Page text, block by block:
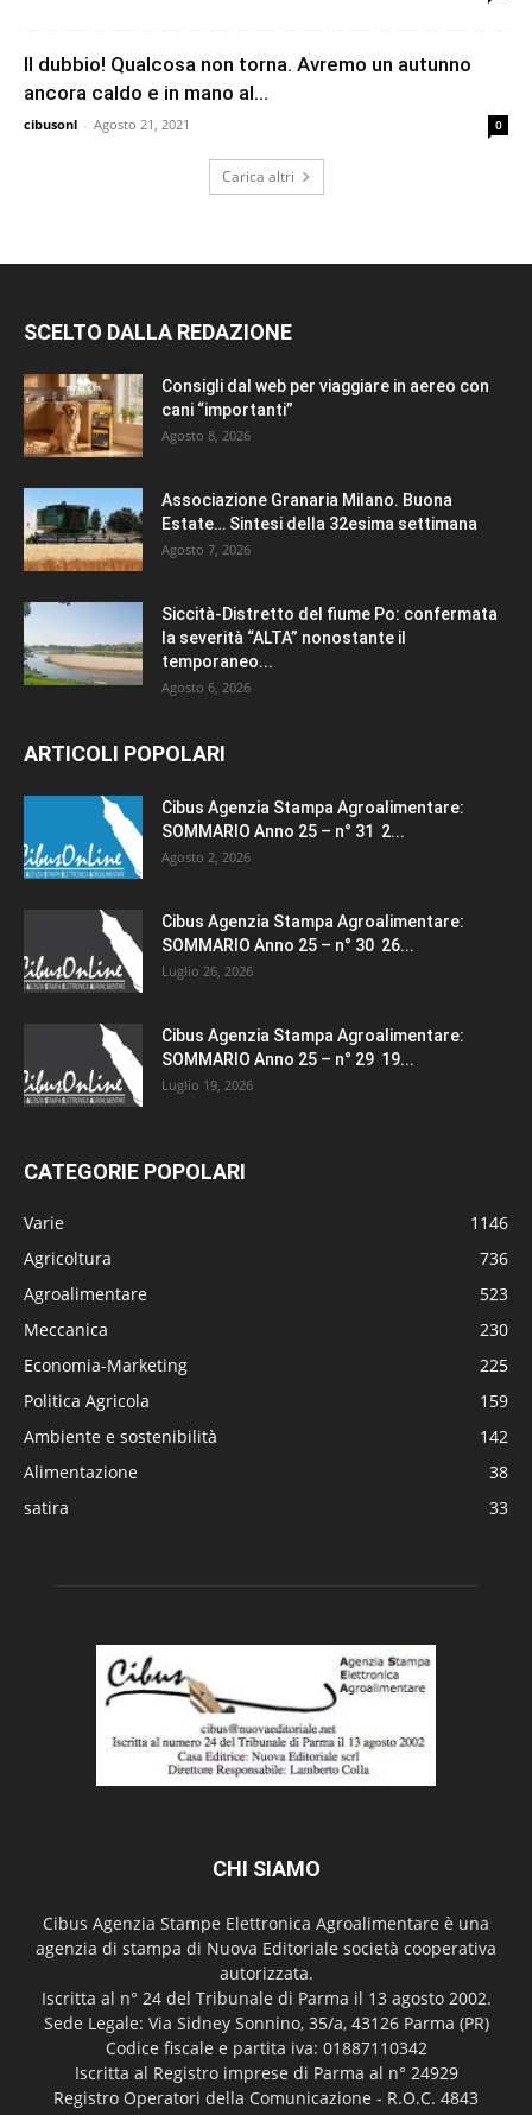
Il dubbio! Qualcosa non torna. Avremo un autunno
ancora caldo e in mano al...
cibusonl - Agosto 21, 2021 0
Carica altri
SCELTO DALLA REDAZIONE
Consigli dal web per viaggiare in aereo con
cani “importanti”
Agosto 8, 2026
Associazione Granaria Milano. Buona
Estate… Sintesi della 32esima settimana
Agosto 7, 2026
Siccità-Distretto del fiume Po: confermata
la severità “ALTA” nonostante il
temporaneo...
Agosto 6, 2026
ARTICOLI POPOLARI
Cibus Agenzia Stampa Agroalimentare:
SOMMARIO Anno 25 – n° 31 2...
Agosto 2, 2026
Cibus Agenzia Stampa Agroalimentare:
SOMMARIO Anno 25 – n° 30 26...
Luglio 26, 2026
Cibus Agenzia Stampa Agroalimentare:
SOMMARIO Anno 25 – n° 29 19...
Luglio 19, 2026
CATEGORIE POPOLARI
Varie
1146
Agricoltura
736
Agroalimentare
523
Meccanica
230
Economia-Marketing
225
Politica Agricola
159
Ambiente e sostenibilità
142
Alimentazione
38
satira
33
CHI SIAMO
Cibus Agenzia Stampe Elettronica Agroalimentare è una
agenzia di stampa di Nuova Editoriale società cooperativa
autorizzata.
Iscritta al n° 24 del Tribunale di Parma il 13 agosto 2002.
Sede Legale: Via Sidney Sonnino, 35/a, 43126 Parma (PR)
Codice fiscale e partita iva: 01887110342
Iscritta al Registro imprese di Parma al n° 24929
Registro Operatori della Comunicazione - R.O.C. 4843